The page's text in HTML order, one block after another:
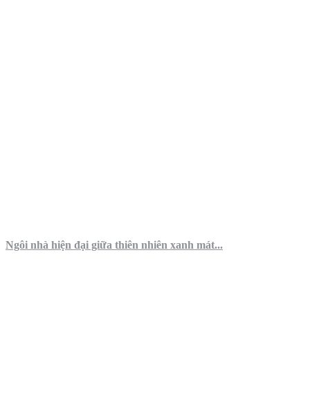
Ngôi nhà hiện đại giữa thiên nhiên xanh mát...